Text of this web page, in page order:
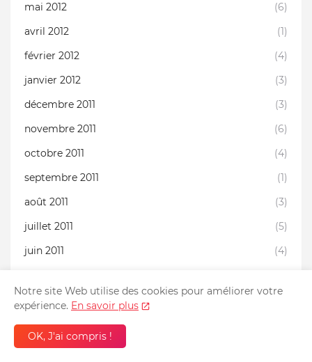
mai 2012
(6)
avril 2012
(1)
février 2012
(4)
janvier 2012
(3)
décembre 2011
(3)
novembre 2011
(6)
octobre 2011
(4)
septembre 2011
(1)
août 2011
(3)
juillet 2011
(5)
juin 2011
(4)
avril 2011
mars 2011
février 2011
Notre site Web utilise des cookies pour améliorer votre
expérience. En savoir plus
OK, J'ai compris !